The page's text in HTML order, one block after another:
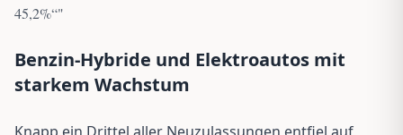
45,2%“"
Benzin-Hybride und Elektroautos mit
starkem Wachstum